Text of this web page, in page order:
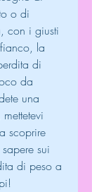
o di
con i giusti
la
di
da
una
scoprire
sui
di peso a